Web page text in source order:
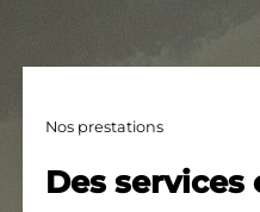
Nos prestations
Des